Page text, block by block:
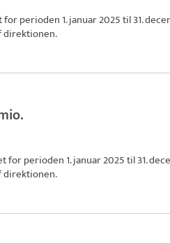
perioden 1. januar 2025 til 31.
direktionen.
perioden 1. januar 2025 til 31.
direktionen.